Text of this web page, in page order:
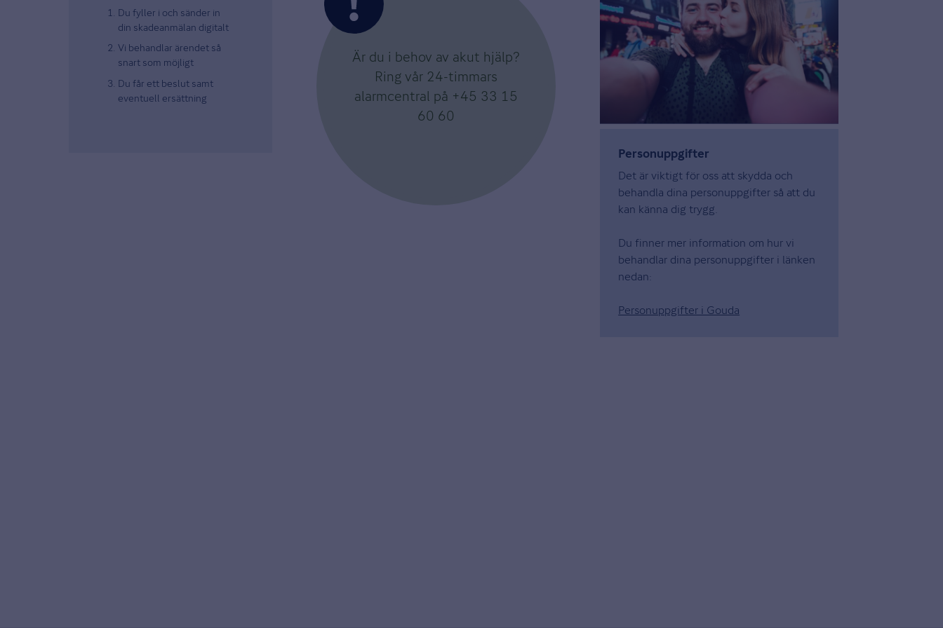
Du fyller i och sänder in
din skadeanmälan digitalt
Vi behandlar ärendet så
snart som möjligt
Du får ett beslut samt
eventuell ersättning
Är du i behov av akut hjälp?
Ring vår 24-timmars
alarmcentral på +45 33 15
60 60
Personuppgifter
Det är viktigt för oss att skydda och
behandla dina personuppgifter så att du
kan känna dig trygg.
Du finner mer information om hur vi
behandlar dina personuppgifter i länken
nedan:
Personuppgifter i Gouda